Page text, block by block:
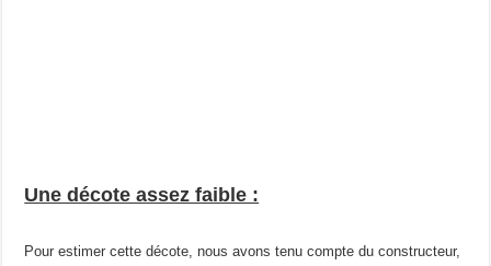
Une décote assez faible :
Pour estimer cette décote, nous avons tenu compte du constructeur,